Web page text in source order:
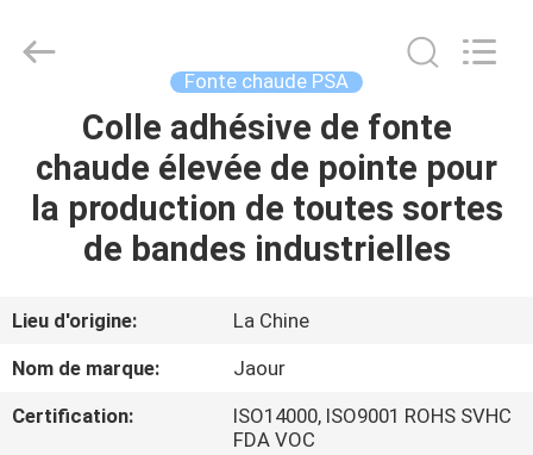
MAISON
PRODUITS
PROPOS
DE
NOUS
Jaour
Adhesive
Fonte chaude PSA
Colle adhésive de fonte
chaude élevée de pointe pour
la production de toutes sortes
de bandes industrielles
Lieu d'origine:
La Chine
Nom de marque:
Jaour
Certification:
ISO14000, ISO9001 ROHS SVHC
FDA VOC